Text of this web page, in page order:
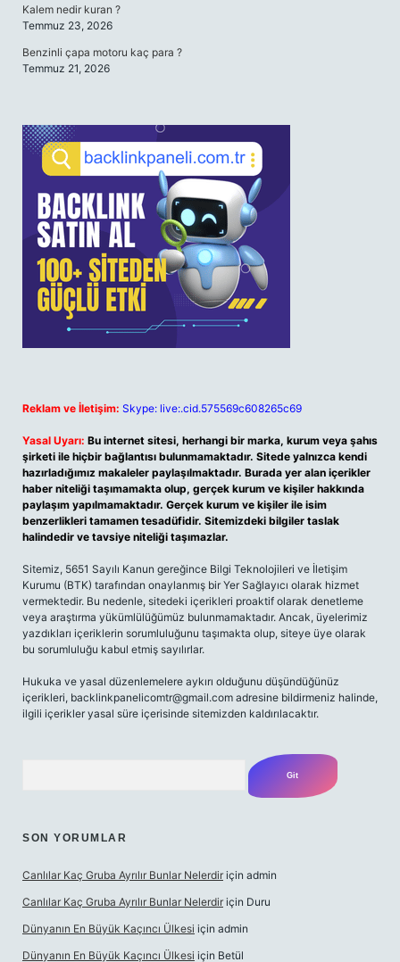
Kalem nedir kuran ?
Temmuz 23, 2026
Benzinli çapa motoru kaç para ?
Temmuz 21, 2026
Reklam ve İletişim: Skype: live:.cid.575569c608265c69
Yasal Uyarı: Bu internet sitesi, herhangi bir marka, kurum veya şahıs
şirketi ile hiçbir bağlantısı bulunmamaktadır. Sitede yalnızca kendi
hazırladığımız makaleler paylaşılmaktadır. Burada yer alan içerikler
haber niteliği taşımamakta olup, gerçek kurum ve kişiler hakkında
paylaşım yapılmamaktadır. Gerçek kurum ve kişiler ile isim
benzerlikleri tamamen tesadüfidir. Sitemizdeki bilgiler taslak
halindedir ve tavsiye niteliği taşımazlar.
Sitemiz, 5651 Sayılı Kanun gereğince Bilgi Teknolojileri ve İletişim
Kurumu (BTK) tarafından onaylanmış bir Yer Sağlayıcı olarak hizmet
vermektedir. Bu nedenle, sitedeki içerikleri proaktif olarak denetleme
veya araştırma yükümlülüğümüz bulunmamaktadır. Ancak, üyelerimiz
yazdıkları içeriklerin sorumluluğunu taşımakta olup, siteye üye olarak
bu sorumluluğu kabul etmiş sayılırlar.
Hukuka ve yasal düzenlemelere aykırı olduğunu düşündüğünüz
içerikleri, backlinkpanelicomtr@gmail.com adresine bildirmeniz halinde,
ilgili içerikler yasal süre içerisinde sitemizden kaldırılacaktır.
SON YORUMLAR
Canlılar Kaç Gruba Ayrılır Bunlar Nelerdir için admin
Canlılar Kaç Gruba Ayrılır Bunlar Nelerdir için Duru
Dünyanın En Büyük Kaçıncı Ülkesi için admin
Dünyanın En Büyük Kaçıncı Ülkesi için Betül